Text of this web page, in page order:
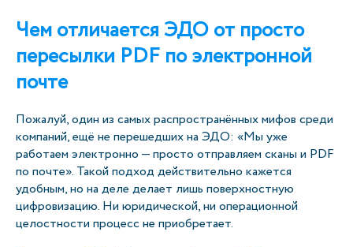
Чем отличается ЭДО от просто
пересылки PDF по электронной
почте
Пожалуй, один из самых распространённых мифов среди
компаний, ещё не перешедших на ЭДО: «Мы уже
работаем электронно — просто отправляем сканы и PDF
по почте». Такой подход действительно кажется
удобным, но на деле делает лишь поверхностную
цифровизацию. Ни юридической, ни операционной
целостности процесс не приобретает.